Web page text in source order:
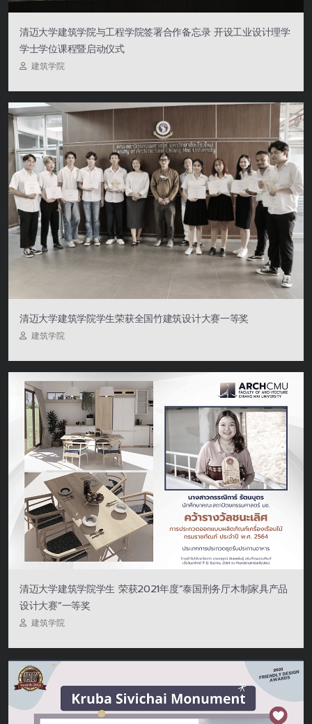
清迈大学建筑学院与工程学院签署合作备忘录 开设工业设计理学
学士学位课程暨启动仪式
建筑学院
清迈大学建筑学院学生荣获全国竹建筑设计大赛一等奖
建筑学院
清迈大学建筑学院学生 荣获2021年度“泰国刑务厅木制家具产品
设计大赛”一等奖
建筑学院